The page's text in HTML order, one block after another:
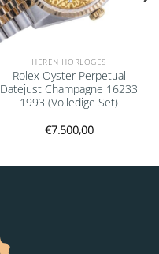
HEREN HORLOGES
Rolex Oyster Perpetual
Datejust Champagne 16233
1993 (Volledige Set)
€7.500,00